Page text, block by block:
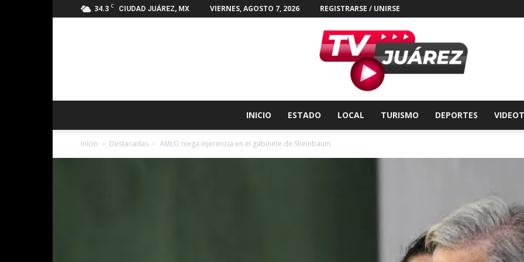
34.3 C CIUDAD JUÁREZ, MX VIERNES, AGOSTO 7, 2026 REGISTRARSE / UNIRSE
INICIO ESTADO LOCAL TURISMO DEPORTES
Inicio Destacadas AMLO niega injerencia en el gabinete de Sheinbaum